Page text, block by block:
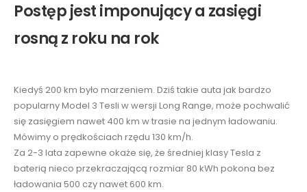
Postęp jest imponujący a zasięgi
rosną z roku na rok
Kiedyś 200 km było marzeniem. Dziś takie auta jak bardzo
popularny Model 3 Tesli w wersji Long Range, może pochwalić
się zasięgiem nawet 400 km w trasie na jednym ładowaniu.
Mówimy o prędkościach rzędu 130 km/h.
Za 2-3 lata zapewne okaże się, że średniej klasy Tesla z
baterią nieco przekraczającą rozmiar 80 kWh pokona bez
ładowania 500 czy nawet 600 km.